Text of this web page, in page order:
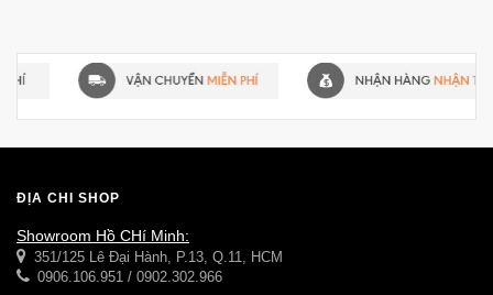
ĐỊA CHỈ SHOP
Showroom Hồ CHí Minh:
351/125 Lê Đại Hành, P.13, Q.11, HCM
0906.106.951 / 0902.302.966